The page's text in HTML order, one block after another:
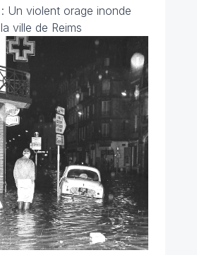
: Un violent orage inonde
la ville de Reims